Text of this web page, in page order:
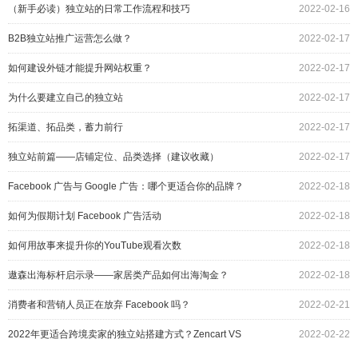
（新手必读）独立站的日常工作流程和技巧 2022-02-16
B2B独立站推广运营怎么做？ 2022-02-17
如何建设外链才能提升网站权重？ 2022-02-17
为什么要建立自己的独立站 2022-02-17
拓渠道、拓品类，蓄力前行 2022-02-17
独立站前篇——店铺定位、品类选择（建议收藏） 2022-02-17
Facebook 广告与 Google 广告：哪个更适合你的品牌？ 2022-02-18
如何为假期计划 Facebook 广告活动 2022-02-18
如何用故事来提升你的YouTube观看次数 2022-02-18
遨森出海标杆启示录——家居类产品如何出海淘金？ 2022-02-18
消费者和营销人员正在放弃 Facebook 吗？ 2022-02-21
2022年更适合跨境卖家的独立站搭建方式？Zencart VS
2022-02-22